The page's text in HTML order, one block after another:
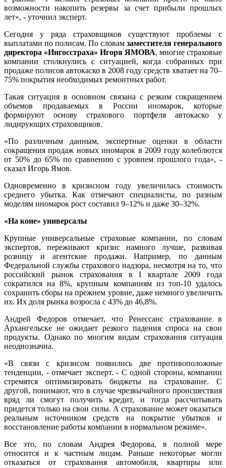
возможности накопить резервы за счет прибыли прошлых
лет», - уточнил эксперт.
Сегодня у ряда страховщиков существуют проблемы с
выплатами по полисам. По словам заместителя генерального
директора «Ингосстраха» Игоря ЯМОВА, многие страховые
компании столкнулись с ситуацией, когда собранных при
продаже полисов автокаско в 2008 году средств хватает на 70–
75% покрытия необходимых ремонтных работ.
Такая ситуация в основном связана с резким сокращением
объемов продаваемых в России иномарок, которые
формируют основу страхового портфеля автокаско у
лидирующих страховщиков.
«По различным данным, экспертные оценки в области
сокращения продаж новых иномарок в 2009 году колеблются
от 50% до 65% по сравнению с уровнем прошлого года», -
сказал Игорь Ямов.
Одновременно в кризисном году увеличилась стоимость
среднего убытка. Как отмечают специалисты, по разным
моделям иномарок рост составил 9–12% и даже 30–32%.
«На коне» универсалы
Крупные универсальные страховые компании, по словам
экспертов, переживают кризис намного лучше, развивая
розницу и агентские продажи. Например, по данным
Федеральной службы страхового надзора, несмотря на то, что
российский рынок страхования в I квартале 2009 года
сократился на 8%, крупным компаниям из топ-10 удалось
сохранить сборы на прежнем уровне, даже немного увеличить
их. Их доля рынка возросла с 43% до 46,8%.
Андрей Федоров отмечает, что Ренессанс страхование в
Архангельске не ожидает резкого падения спроса на свои
продукты. Однако по многим видам страхования ситуация
неоднозначна.
«В связи с кризисом появились две противоположные
тенденции, - отмечает эксперт. - С одной стороны, компании
стремятся оптимизировать бюджеты на страхование. С
другой, понимают, что в случае чрезвычайного происшествия
вряд ли смогут получить кредит, и тогда рассчитывать
придется только на свои силы. А страхование может оказаться
реальным источником средств на покрытие убытков и
восстановление работы компании в нормальном режиме».
Все это, по словам Андрея Федорова, в полной мере
относится и к частным лицам. Раньше некоторые могли
отказаться от страхования автомобиля, квартиры или